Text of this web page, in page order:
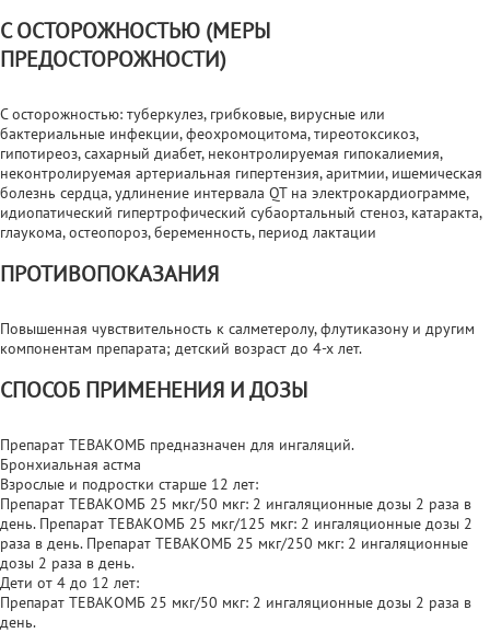
С ОСТОРОЖНОСТЬЮ (МЕРЫ
ПРЕДОСТОРОЖНОСТИ)
С осторожностью: туберкулез, грибковые, вирусные или
бактериальные инфекции, феохромоцитома, тиреотоксикоз,
гипотиреоз, сахарный диабет, неконтролируемая гипокалиемия,
неконтролируемая артериальная гипертензия, аритмии, ишемическая
болезнь сердца, удлинение интервала QT на электрокардиограмме,
идиопатический гипертрофический субаортальный стеноз, катаракта,
глаукома, остеопороз, беременность, период лактации
ПРОТИВОПОКАЗАНИЯ
Повышенная чувствительность к салметеролу, флутиказону и другим
компонентам препарата; детский возраст до 4-х лет.
СПОСОБ ПРИМЕНЕНИЯ И ДОЗЫ
Препарат ТЕВАКОМБ предназначен для ингаляций.
Бронхиальная астма
Взрослые и подростки старше 12 лет:
Препарат ТЕВАКОМБ 25 мкг/50 мкг: 2 ингаляционные дозы 2 раза в
день. Препарат ТЕВАКОМБ 25 мкг/125 мкг: 2 ингаляционные дозы 2
раза в день. Препарат ТЕВАКОМБ 25 мкг/250 мкг: 2 ингаляционные
дозы 2 раза в день.
Дети от 4 до 12 лет:
Препарат ТЕВАКОМБ 25 мкг/50 мкг: 2 ингаляционные дозы 2 раза в
день.